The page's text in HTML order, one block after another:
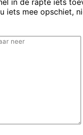
iets mee opschiet,